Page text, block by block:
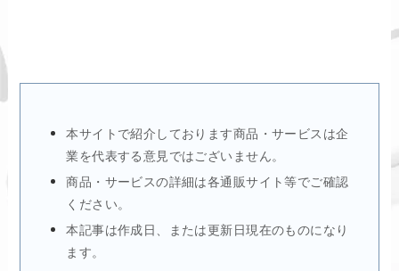
本サイトで紹介しております商品・サービスは企
業を代表する意見ではございません。
商品・サービスの詳細は各通販サイト等でご確認
ください。
本記事は作成日、または更新日現在のものになり
ます。